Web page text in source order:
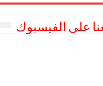
على الفيسبوك